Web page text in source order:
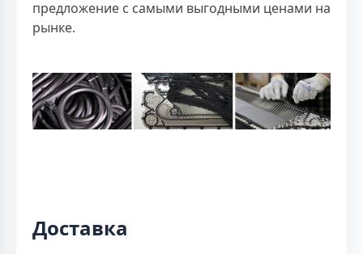
предложение с самыми выгодными ценами на
рынке.
Доставка